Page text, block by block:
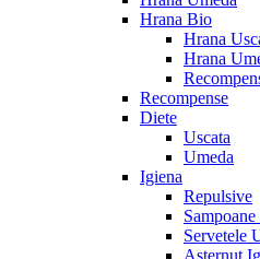
Hrana Bio
Hrana
Hrana
Recompense
Diete
Uscata
Umeda
Igiena
Repulsive
Servetele
Asternut